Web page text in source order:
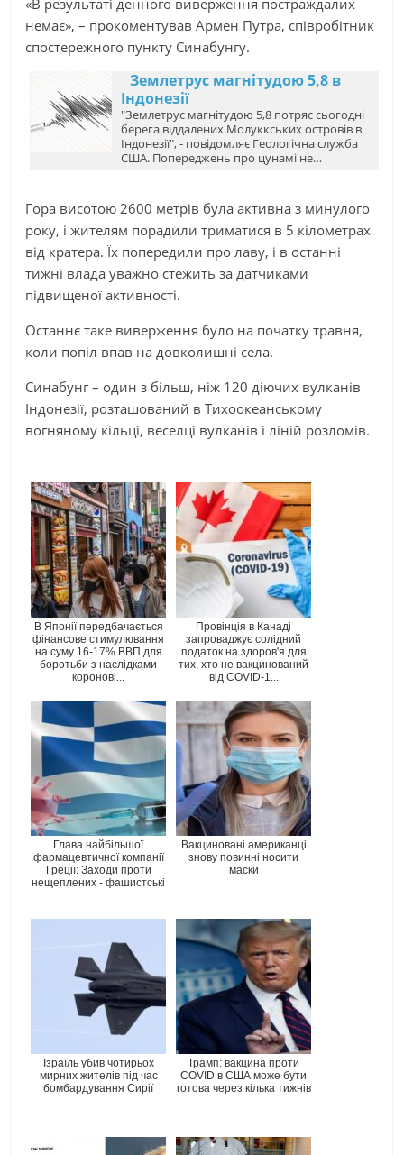
немає», – прокоментував Армен Путра, співробітник
спостережного пункту Синабунгу.
Землетрус магнітудою 5,8 в
Індонезії
"Землетрус магнітудою 5,8 потряс сьогодні
берега віддалених Молуккських островів в
Індонезії", - повідомляє Геологічна служба
США. Попереджень про цунамі не…
Гора висотою 2600 метрів була активна з минулого
року, і жителям порадили триматися в 5 кілометрах
від кратера. Їх попередили про лаву, і в останні
тижні влада уважно стежить за датчиками
підвищеної активності.
Останнє таке виверження було на початку травня,
коли попіл впав на довколишні села.
Синабунг – один з більш, ніж 120 діючих вулканів
Індонезії, розташований в Тихоокеанському
вогняному кільці, веселці вулканів і ліній розломів.
В Японії передбачається
фінансове стимулювання
на суму 16-17% ВВП для
боротьби з наслідками
коронові...
Провінція в Канаді
запроваджує солідний
податок на здоров'я для
тих, хто не вакцинований
від COVID-1...
Глава найбільшої
фармацевтичної компанії
Греції: Заходи проти
нещеплених - фашистські
Вакциновані американці
знову повинні носити
маски
Ізраїль убив чотирьох
мирних жителів під час
бомбардування Сирії
Трамп: вакцина проти
COVID в США може бути
готова через кілька тижнів